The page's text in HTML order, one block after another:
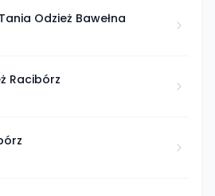
Odzież Bawełna
Racibórz